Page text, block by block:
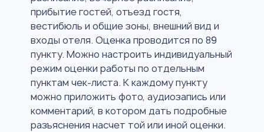
прибытие гостей, отъезд гостя,
вестибюль и общие зоны, внешний вид и
входы отеля. Оценка проводится по 89
пункту. Можно настроить индивидуальный
режим оценки работы по отдельным
пунктам чек-листа. К каждому пункту
можно приложить фото, аудиозапись или
комментарий, в котором дать подробные
разъяснения насчет той или иной оценки.